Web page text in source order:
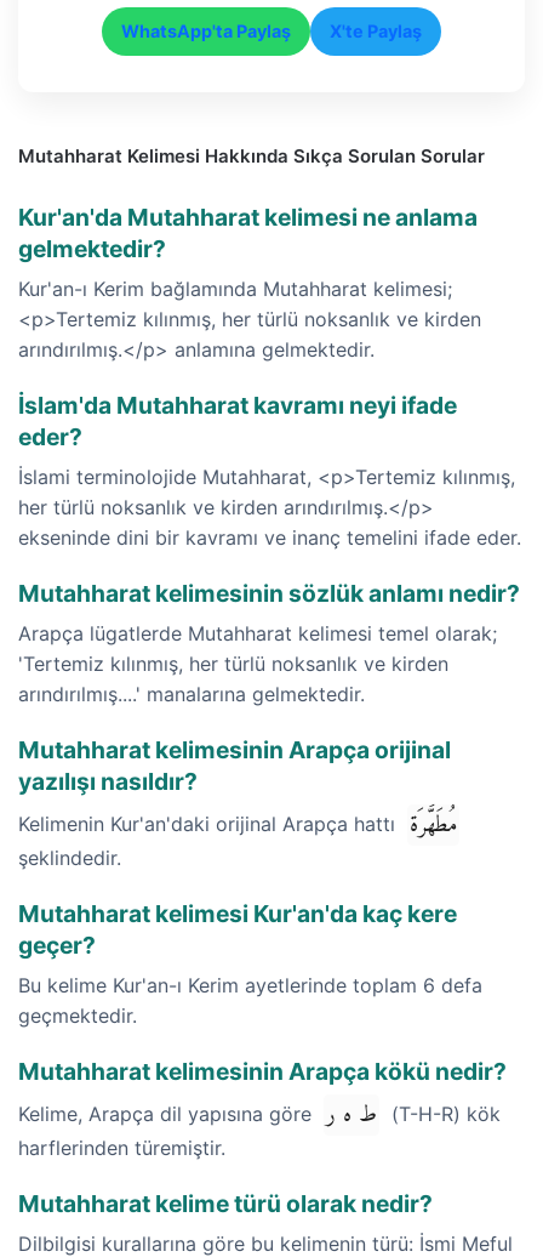
WhatsApp'ta Paylaş X'te Paylaş
Mutahharat Kelimesi Hakkında Sıkça Sorulan Sorular
Kur'an'da Mutahharat kelimesi ne anlama
gelmektedir?
Kur'an-ı Kerim bağlamında Mutahharat kelimesi;
<p>Tertemiz kılınmış, her türlü noksanlık ve kirden
arındırılmış.</p> anlamına gelmektedir.
İslam'da Mutahharat kavramı neyi ifade
eder?
İslami terminolojide Mutahharat, <p>Tertemiz kılınmış,
her türlü noksanlık ve kirden arındırılmış.</p>
ekseninde dini bir kavramı ve inanç temelini ifade eder.
Mutahharat kelimesinin sözlük anlamı nedir?
Arapça lügatlerde Mutahharat kelimesi temel olarak;
'Tertemiz kılınmış, her türlü noksanlık ve kirden
arındırılmış....' manalarına gelmektedir.
Mutahharat kelimesinin Arapça orijinal
yazılışı nasıldır?
Kelimenin Kur'an'daki orijinal Arapça hattı مُطَهَّرَة
şeklindedir.
Mutahharat kelimesi Kur'an'da kaç kere
geçer?
Bu kelime Kur'an-ı Kerim ayetlerinde toplam 6 defa
geçmektedir.
Mutahharat kelimesinin Arapça kökü nedir?
Kelime, Arapça dil yapısına göre ط ه ر
(T-H-R) kök
harflerinden türemiştir.
Mutahharat kelime türü olarak nedir?
Dilbilgisi kurallarına göre bu kelimenin türü: İsmi Meful